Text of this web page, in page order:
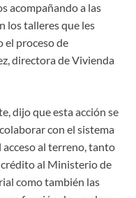
acompañando a las
los talleres que les
el proceso de
directora de Vivienda
dijo que esta acción se
con el sistema
al terreno, tanto
al Ministerio de
como también las